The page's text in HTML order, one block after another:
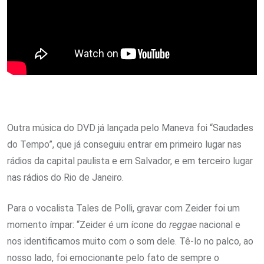
Outra música do DVD já lançada pelo Maneva foi “Saudades
do Tempo”, que já conseguiu entrar em primeiro lugar nas
rádios da capital paulista e em Salvador, e em terceiro lugar
nas rádios do Rio de Janeiro.
Para o vocalista Tales de Polli, gravar com Zeider foi um
momento ímpar: “Zeider é um ícone do reggae nacional e
nos identificamos muito com o som dele. Tê-lo no palco, ao
nosso lado, foi emocionante pelo fato de sempre o